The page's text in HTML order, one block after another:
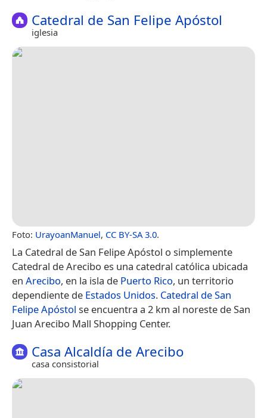
Catedral de San Felipe Apóstol
iglesia
Foto: UrayoanManuel, CC BY-SA 3.0.
La Catedral de San Felipe Apóstol​​ o simplemente
Catedral de Arecibo​ es una catedral católica ubicada
en Arecibo,​ en la isla de Puerto Rico,​ un territorio
dependiente de Estados Unidos. Catedral de San
Felipe Apóstol se encuentra a 2 km al noreste de San
Juan Arecibo Mall Shopping Center.
Casa Alcaldía de Arecibo
casa consistorial